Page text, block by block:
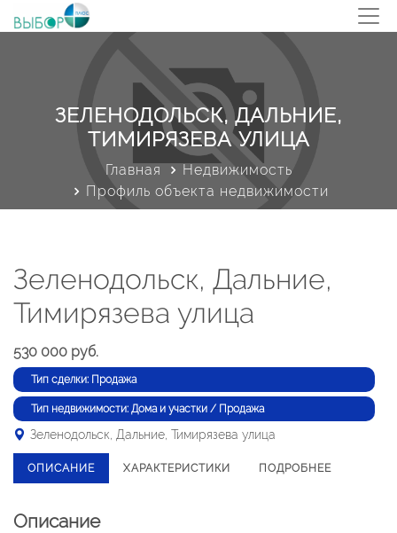
ЗЕЛЕНОДОЛЬСК, ДАЛЬНИЕ,
ТИМИРЯЗЕВА УЛИЦА
Главная
Недвижимость
Профиль объекта недвижимости
Зеленодольск, Дальние,
Тимирязева улица
530 000 руб.
Тип сделки: Продажа
Тип недвижимости: Дома и участки / Продажа
Зеленодольск, Дальние, Тимирязева улица
ОПИСАНИЕ ХАРАКТЕРИСТИКИ ПОДРОБНЕЕ
Описание